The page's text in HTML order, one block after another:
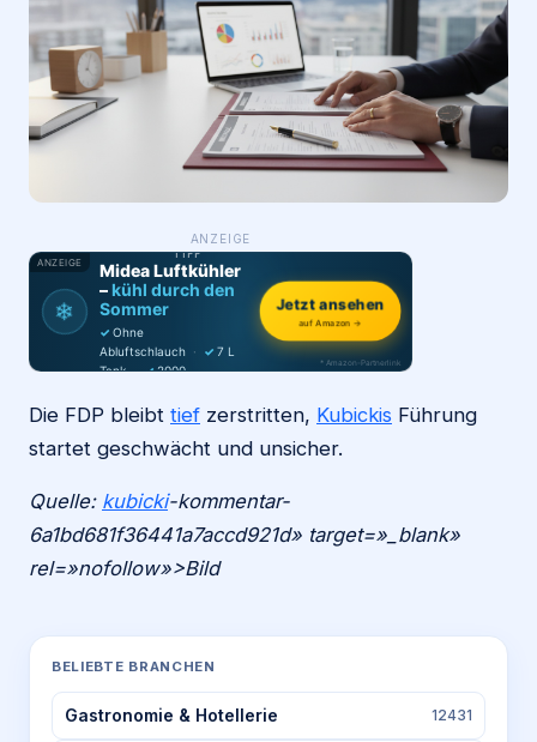
Login
Firma eintragen
ANZEIGE
ANZEIGE
❄
PRODUKT-
TIPP
Midea Luftkühler
–kühl durch den
Sommer
✓ Ohne
Abluftschlauch · ✓ 7 L
Tank · ✓2000
Jetzt ansehen
auf Amazon →
* Amazon-Partnerlink
Die FDP bleibt tief zerstritten, Kubickis Führung
startet geschwächt und unsicher.
Quelle: kubicki-kommentar-
6a1bd681f36441a7accd921d» target=»_blank»
rel=»nofollow»>Bild
BELIEBTE BRANCHEN
Gastronomie & Hotellerie 12431